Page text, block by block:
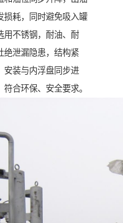
损耗，同时避免吸入罐
用不锈钢，耐油、耐
绝泄漏隐患，结构紧
安装与内浮盘同步进
合环保、安全要求。